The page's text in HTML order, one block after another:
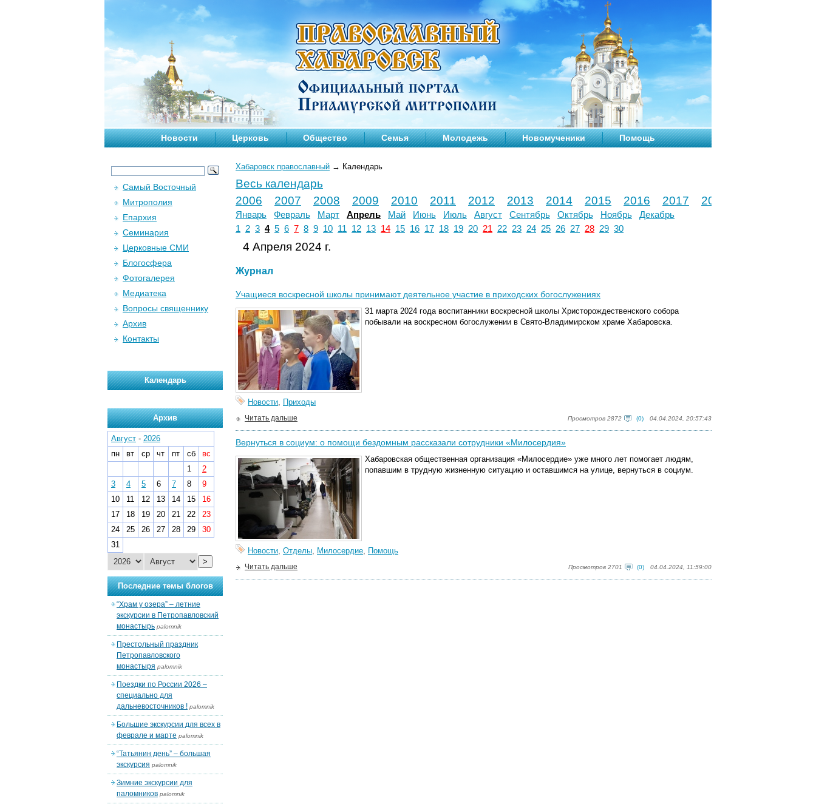
Новости Церковь Общество Семья Молодежь Новомученики Помощь
Хабаровск православный → Календарь
Весь календарь
2006
2007 2008 2009 2010 2011 2012 2013 2014 2015 2016 2017 2018
Январь Февраль Март Апрель Май Июнь Июль Август Сентябрь Октябрь Ноябрь
Декабрь
1
2 3 4 5 6 7 8 9 10 11 12 13 14 15 16 17 18 19 20 21 22 23 24 25 26 27 28 29 30
4 Апреля 2024 г.
Журнал
Учащиеся воскресной школы принимают деятельное участие в приходских богослужениях
31 марта 2024 года воспитанники воскресной школы Христорождественского собора
побывали на воскресном богослужении в Свято-Владимирском храме Хабаровска.
Новости, Приходы
Просмотров 2872 (0) 04.04.2024, 20:57:43
Читать дальше
Вернуться в социум: о помощи бездомным рассказали сотрудники «Милосердия»
Хабаровская общественная организация «Милосердие» уже много лет помогает людям,
попавшим в трудную жизненную ситуацию и оставшимся на улице, вернуться в социум.
Новости, Отделы, Милосердие, Помощь
Просмотров 2701 (0) 04.04.2024, 11:59:00
Читать дальше
Самый Восточный
Митрополия
Епархия
Семинария
Церковные СМИ
Блогосфера
Фотогалерея
Медиатека
Вопросы священнику
Архив
Контакты
Календарь
Архив
Август - 2026
пн
вт ср чт пт сб
вс
1
2
3
4 5 6 7 8
9
10
11 12 13 14 15
16
17
18 19 20 21 22
23
24
25 26 27 28 29
30
31
>
Последние темы блогов
“Храм у озера” – летние
экскурсии в Петропавловский
монастырь palomnik
Престольный праздник
Петропавловского
монастыря palomnik
Поездки по России 2026 –
специально для
дальневосточников ! palomnik
Большие экскурсии для всех в
феврале и марте palomnik
“Татьянин день” – большая
экскурсия palomnik
Зимние экскурсии для
паломников palomnik